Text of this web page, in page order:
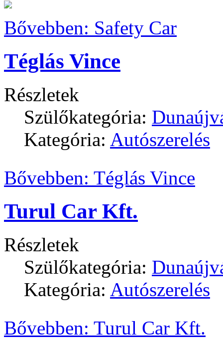
Bővebben: Safety Car
Téglás Vince
Részletek
Szülőkategória:
Kategória: Autószerelés
Bővebben: Téglás Vince
Turul Car Kft.
Részletek
Szülőkategória:
Kategória: Autószerelés
Bővebben: Turul Car Kft.